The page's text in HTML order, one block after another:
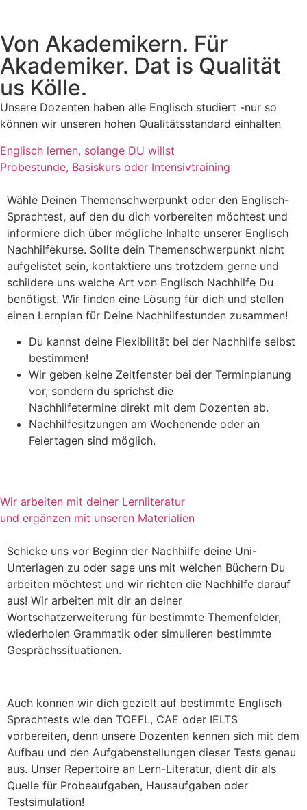
Von Akademikern. Für
Akademiker. Dat is Qualität
us Kölle.
Unsere Dozenten haben alle Englisch studiert -nur so
können wir unseren hohen Qualitätsstandard einhalten
Englisch lernen, solange DU willst
Probestunde, Basiskurs oder Intensivtraining
Wähle Deinen Themenschwerpunkt oder den Englisch-
Sprachtest, auf den du dich vorbereiten möchtest und
informiere dich über mögliche Inhalte unserer Englisch
Nachhilfekurse. Sollte dein Themenschwerpunkt nicht
aufgelistet sein, kontaktiere uns trotzdem gerne und
schildere uns welche Art von Englisch Nachhilfe Du
benötigst. Wir finden eine Lösung für dich und stellen
einen Lernplan für Deine Nachhilfestunden zusammen!
Du kannst deine Flexibilität bei der Nachhilfe selbst
bestimmen!
Wir geben keine Zeitfenster bei der Terminplanung
vor, sondern du sprichst die
Nachhilfetermine direkt mit dem Dozenten ab.
Nachhilfesitzungen am Wochenende oder an
Feiertagen sind möglich.
Wir arbeiten mit deiner Lernliteratur
und ergänzen mit unseren Materialien
Schicke uns vor Beginn der Nachhilfe deine Uni-
Unterlagen zu oder sage uns mit welchen Büchern Du
arbeiten möchtest und wir richten die Nachhilfe darauf
aus! Wir arbeiten mit dir an deiner
Wortschatzerweiterung für bestimmte Themenfelder,
wiederholen Grammatik oder simulieren bestimmte
Gesprächssituationen.
Auch können wir dich gezielt auf bestimmte Englisch
Sprachtests wie den TOEFL, CAE oder IELTS
vorbereiten, denn unsere Dozenten kennen sich mit dem
Aufbau und den Aufgabenstellungen dieser Tests genau
aus. Unser Repertoire an Lern-Literatur, dient dir als
Quelle für Probeaufgaben, Hausaufgaben oder
Testsimulation!